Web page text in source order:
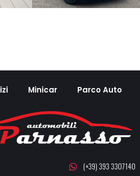
Minicar Parco Auto
(+39) 393 3307140